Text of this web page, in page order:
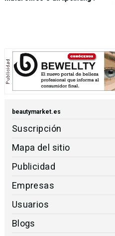
beautymarket.es
Suscripción
Mapa del sitio
Publicidad
Empresas
Usuarios
Blogs